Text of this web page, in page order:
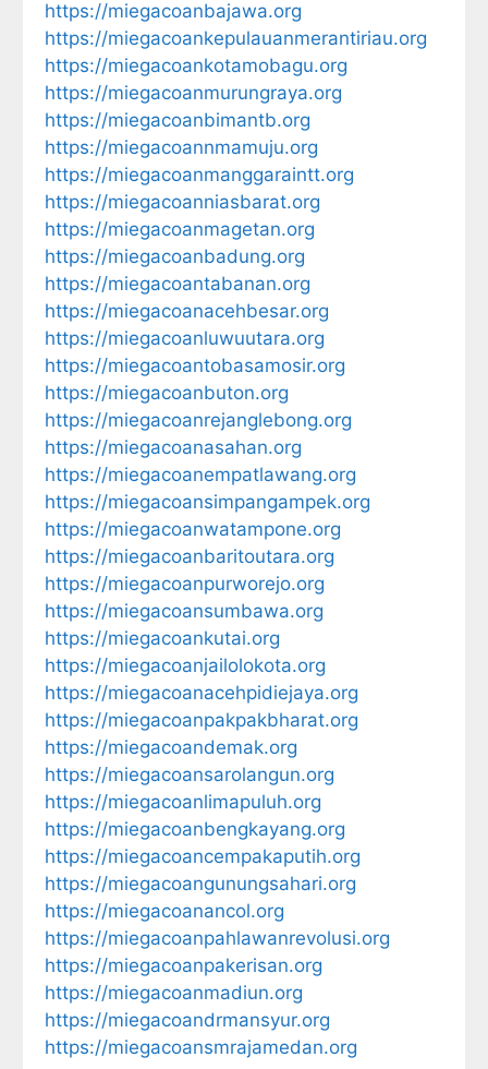
https://miegacoanbajawa.org
https://miegacoankepulauanmerantiriau.org
https://miegacoankotamobagu.org
https://miegacoanmurungraya.org
https://miegacoanbimantb.org
https://miegacoannmamuju.org
https://miegacoanmanggaraintt.org
https://miegacoanniasbarat.org
https://miegacoanmagetan.org
https://miegacoanbadung.org
https://miegacoantabanan.org
https://miegacoanacehbesar.org
https://miegacoanluwuutara.org
https://miegacoantobasamosir.org
https://miegacoanbuton.org
https://miegacoanrejanglebong.org
https://miegacoanasahan.org
https://miegacoanempatlawang.org
https://miegacoansimpangampek.org
https://miegacoanwatampone.org
https://miegacoanbaritoutara.org
https://miegacoanpurworejo.org
https://miegacoansumbawa.org
https://miegacoankutai.org
https://miegacoanjailolokota.org
https://miegacoanacehpidiejaya.org
https://miegacoanpakpakbharat.org
https://miegacoandemak.org
https://miegacoansarolangun.org
https://miegacoanlimapuluh.org
https://miegacoanbengkayang.org
https://miegacoancempakaputih.org
https://miegacoangunungsahari.org
https://miegacoanancol.org
https://miegacoanpahlawanrevolusi.org
https://miegacoanpakerisan.org
https://miegacoanmadiun.org
https://miegacoandrmansyur.org
https://miegacoansmrajamedan.org